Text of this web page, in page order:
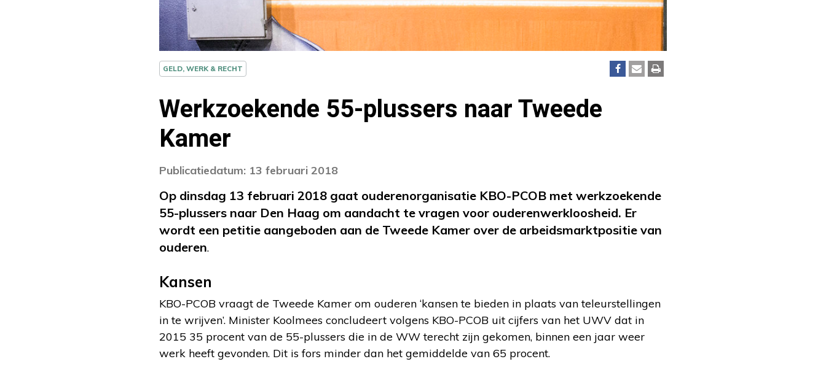
GELD, WERK & RECHT
Werkzoekende 55-plussers naar Tweede
Kamer
Publicatiedatum: 13 februari 2018
Op dinsdag 13 februari 2018 gaat ouderenorganisatie KBO-PCOB met werkzoekende
55-plussers naar Den Haag om aandacht te vragen voor ouderenwerkloosheid. Er
wordt een petitie aangeboden aan de Tweede Kamer over de arbeidsmarktpositie van
ouderen.
Kansen
KBO-PCOB vraagt de Tweede Kamer om ouderen ‘kansen te bieden in plaats van teleurstellingen
in te wrijven’. Minister Koolmees concludeert volgens KBO-PCOB uit cijfers van het UWV dat in
2015 35 procent van de 55-plussers die in de WW terecht zijn gekomen, binnen een jaar weer
werk heeft gevonden. Dit is fors minder dan het gemiddelde van 65 procent.